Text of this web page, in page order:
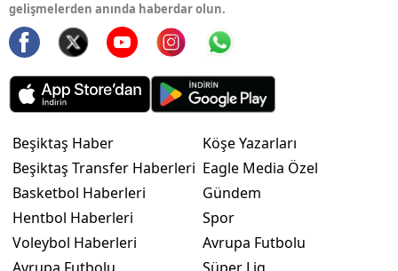
gelişmelerden anında haberdar olun.
Beşiktaş Haber
Beşiktaş Transfer Haberleri
Basketbol Haberleri
Hentbol Haberleri
Voleybol Haberleri
Köşe Yazarları
Eagle Media Özel
Gündem
Spor
Avrupa Futbolu